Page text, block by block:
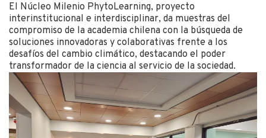
El Núcleo Milenio PhytoLearning, proyecto
interinstitucional e interdisciplinar, da muestras del
compromiso de la academia chilena con la búsqueda de
soluciones innovadoras y colaborativas frente a los
desafíos del cambio climático, destacando el poder
transformador de la ciencia al servicio de la sociedad.